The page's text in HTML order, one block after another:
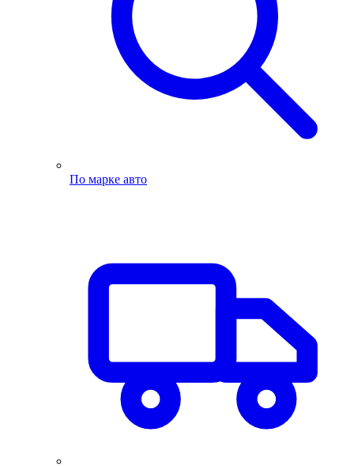
По марке авто